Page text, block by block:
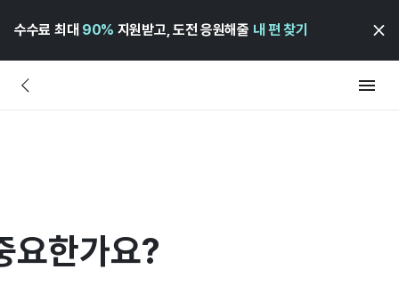
수수료 최대 90% 지원받고, 도전 응원해줄 내 편 찾기
요한가요?